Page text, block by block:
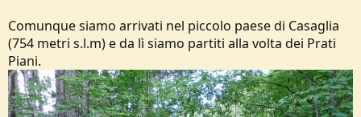
Comunque siamo arrivati nel piccolo paese di Casaglia
(754 metri s.l.m) e da lì siamo partiti alla volta dei Prati
Piani.